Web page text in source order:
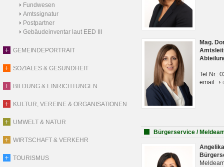
Fundwesen
Amtssignatur
Postpartner
Gebäudeinventar laut EED III
GEMEINDEPORTRAIT
SOZIALES & GESUNDHEIT
BILDUNG & EINRICHTUNGEN
KULTUR, VEREINE & ORGANISATIONEN
UMWELT & NATUR
WIRTSCHAFT & VERKEHR
TOURISMUS
Mag.
Tel.Nr.:
email:
Bürgerservice /